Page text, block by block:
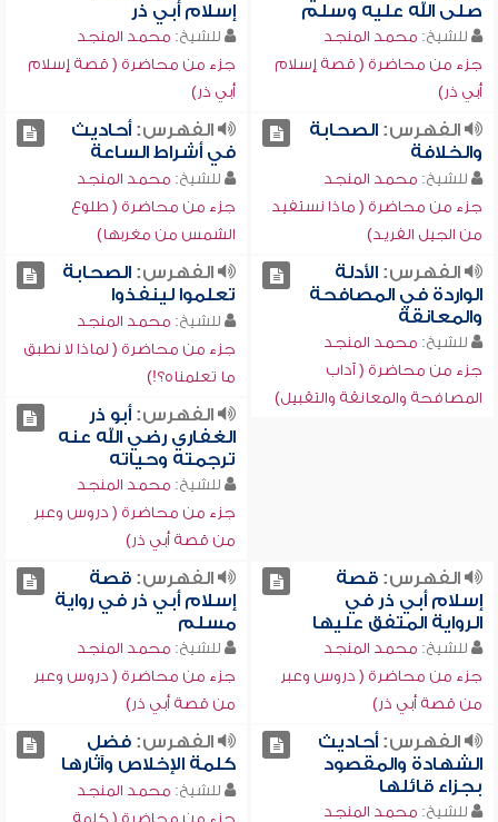
صلى الله عليه وسلم
للشيخ: محمد المنجد
جزء من محاضرة ( قصة إسلام
أبي ذر)
إسلام أبي ذر
للشيخ: محمد المنجد
جزء من محاضرة ( قصة إسلام
أبي ذر)
الفهرس:الصحابة
والخلافة
للشيخ: محمد المنجد
جزء من محاضرة ( ماذا نستفيد
من الجيل الفريد)
الفهرس:أحاديث
في أشراط الساعة
للشيخ: محمد المنجد
جزء من محاضرة ( طلوع
الشمس من مغربها)
الفهرس:الأدلة
الواردة في المصافحة
والمعانقة
للشيخ: محمد المنجد
جزء من محاضرة ( آداب
المصافحة والمعانقة والتقبيل)
الفهرس:الصحابة
تعلموا لينفذوا
للشيخ: محمد المنجد
جزء من محاضرة ( لماذا لا نطبق
ما تعلمناه؟!)
الفهرس:أبو ذر
الغفاري رضي الله عنه
ترجمته وحياته
للشيخ: محمد المنجد
جزء من محاضرة ( دروس وعبر
من قصة أبي ذر)
الفهرس:قصة
إسلام أبي ذر في
الرواية المتفق عليها
للشيخ: محمد المنجد
جزء من محاضرة ( دروس وعبر
من قصة أبي ذر)
الفهرس:قصة
إسلام أبي ذر في رواية
مسلم
للشيخ: محمد المنجد
جزء من محاضرة ( دروس وعبر
من قصة أبي ذر)
الفهرس:أحاديث
الشهادة والمقصود
بجزاء قائلها
للشيخ: محمد المنجد
الفهرس:فضل
كلمة الإخلاص وآثارها
للشيخ: محمد المنجد
جزء من محاضرة ( كلمة